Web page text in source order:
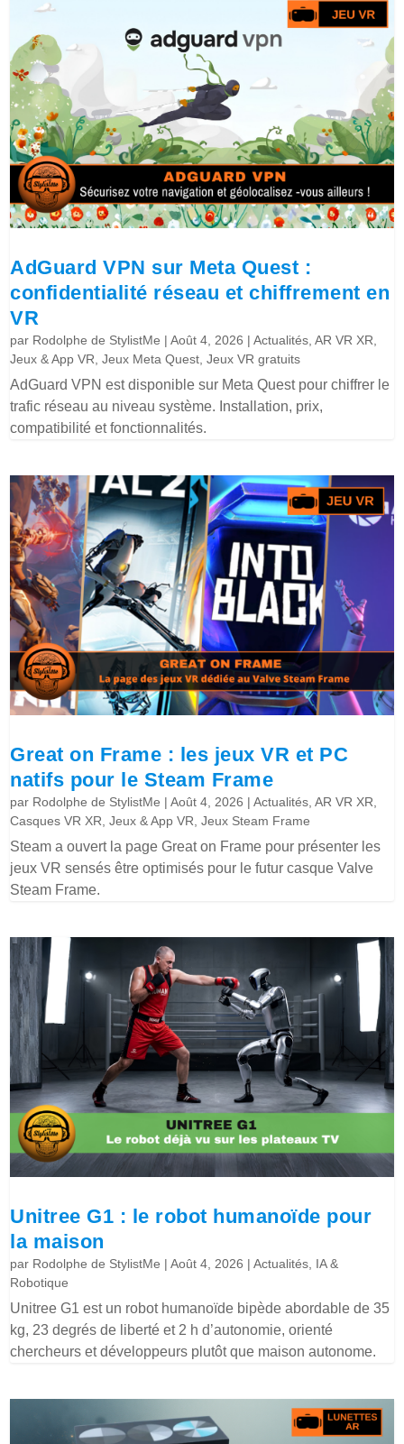
AdGuard VPN sur Meta Quest :
confidentialité réseau et chiffrement en
VR
par Rodolphe de StylistMe |Août 4, 2026 |Actualités ,AR VR XR
Jeux & App VR ,Jeux Meta Quest ,Jeux VR gratuits
AdGuard VPN est disponible sur Meta Quest pour chiffrer le
trafic réseau au niveau système. Installation, prix,
compatibilité et fonctionnalités.
Great on Frame : les jeux VR et PC
natifs pour le Steam Frame
par Rodolphe de StylistMe |Août 4, 2026 |Actualités ,AR VR XR
Casques VR XR ,Jeux & App VR ,Jeux Steam Frame
Steam a ouvert la page Great on Frame pour présenter les
jeux VR sensés être optimisés pour le futur casque Valve
Steam Frame.
Unitree G1 : le robot humanoïde pour
la maison
par Rodolphe de StylistMe |Août 4, 2026 |Actualités IA &
Robotique
Unitree G1 est un robot humanoïde bipède abordable de 35
kg, 23 degrés de liberté et 2 h d’autonomie, orienté
chercheurs et développeurs plutôt que maison autonome.